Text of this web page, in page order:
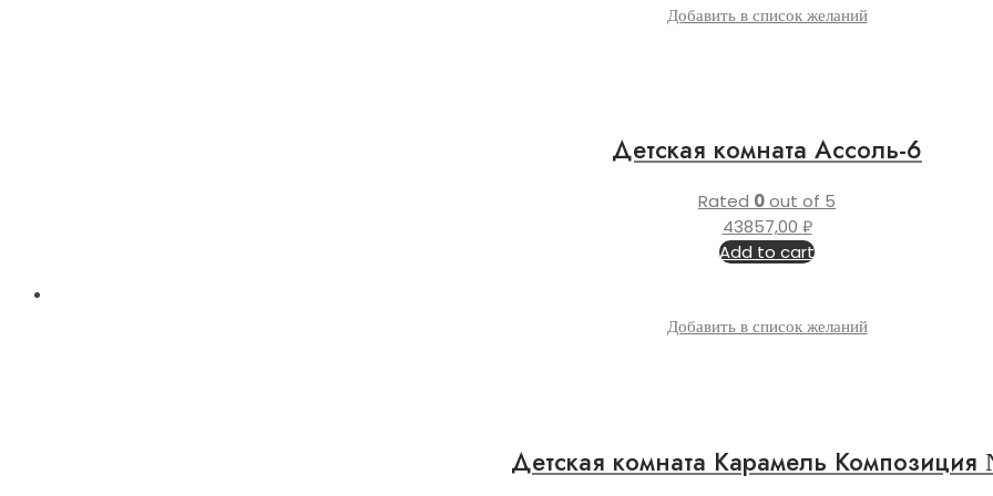
Добавить в список желаний
Детская комната Ассоль-6
Rated 0out of 5
43857,00 ₽
Add to cart
Добавить в список желаний
Детская комната Карамель